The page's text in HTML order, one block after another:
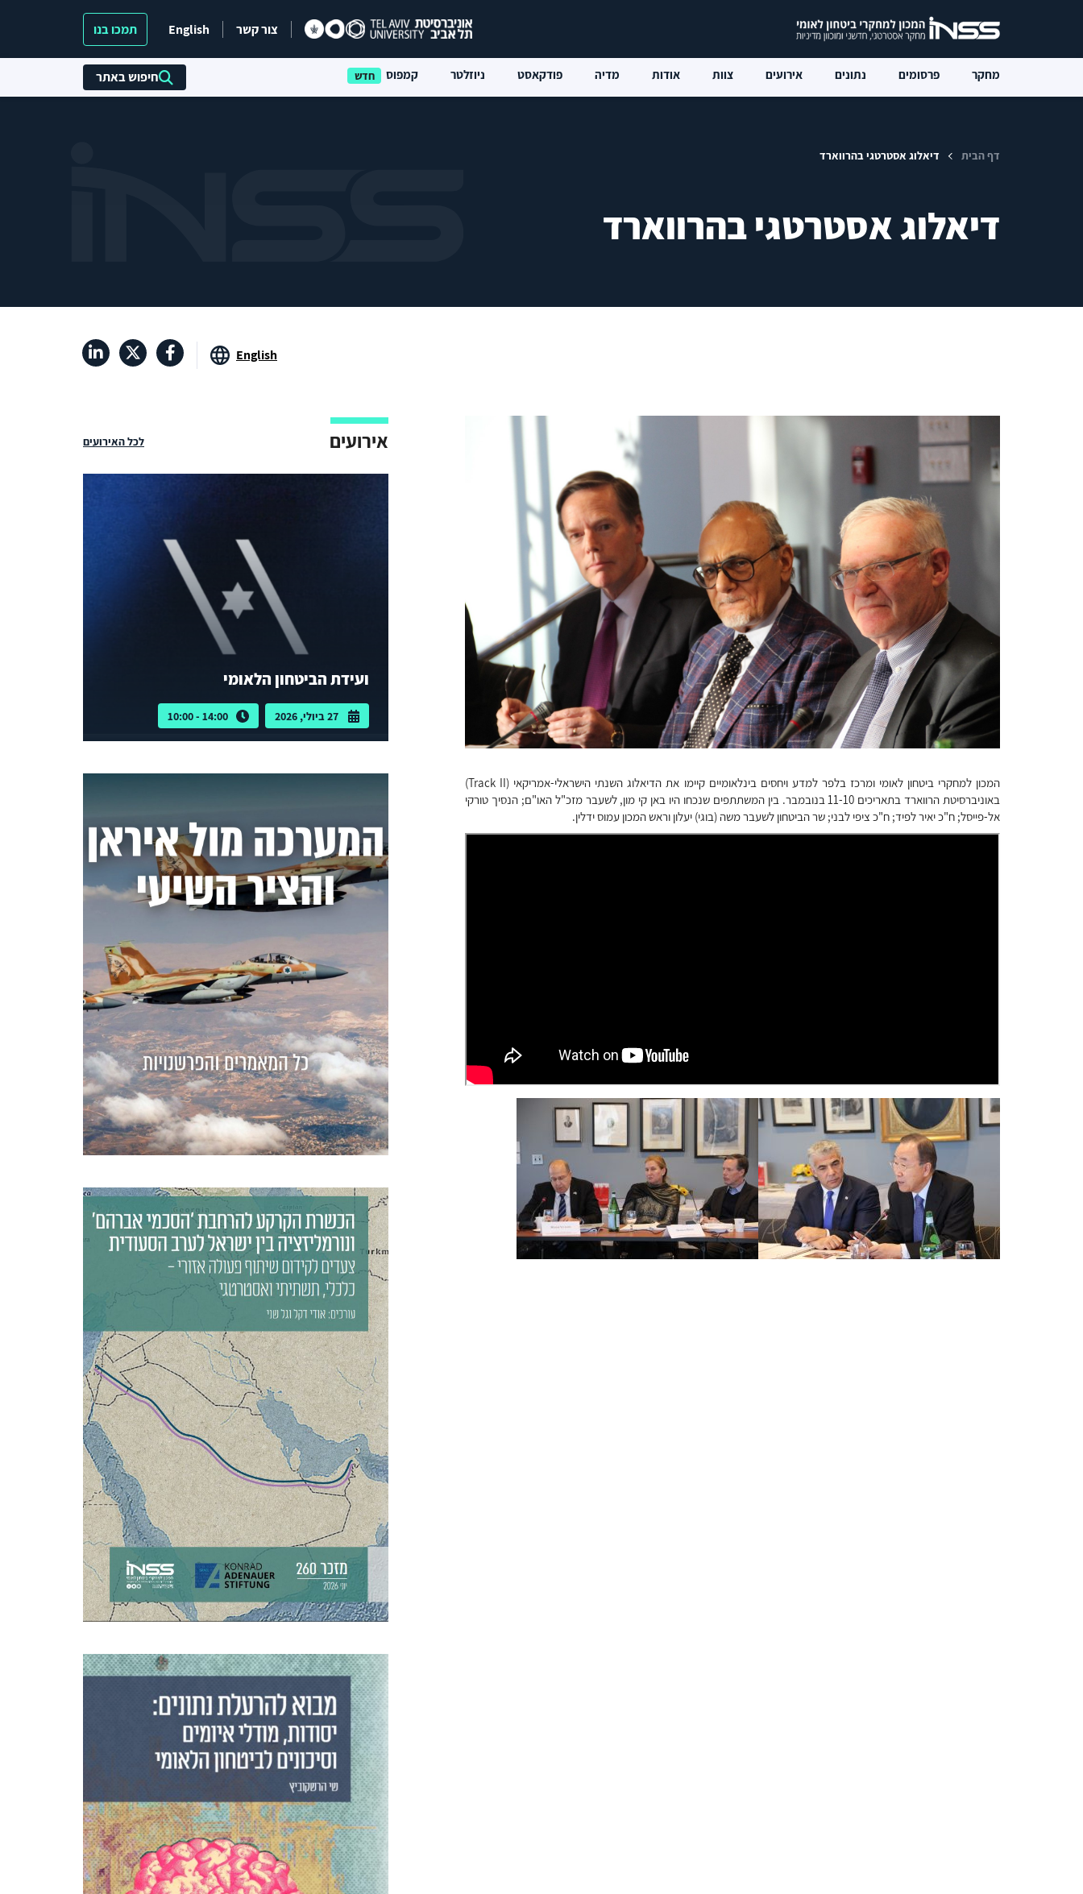
צור קשר English תמכו בנו
מחקר פרסומים נתונים אירועים צוות אודות מדיה פודקאסט ניוזלטר קמפוס חיפוש באתר
דף הבית דיאלוג אסטרטגי בהרווארד
דיאלוג אסטרטגי בהרווארד
English
המכון למחקרי ביטחון לאומי ומרכז בלפר למדע ויחסים בינלאומיים קיימו את הדיאלוג השנתי הישראלי-אמריקאי (Track II)
באוניברסיטת הרווארד בתאריכים 11-10 בנובמבר. בין המשתתפים שנכחו היו באן קי מון, לשעבר מזכ"ל האו"ם; הנסיך טורקי
אל-פייסל; ח"כ יאיר לפיד; ח"כ ציפי לבני; שר הביטחון לשעבר משה (בוגי) יעלון וראש המכון עמוס ידלין.
אירועים לכל האירועים
ועידת הביטחון הלאומי
27 ביולי, 2026 14:00 - 10:00